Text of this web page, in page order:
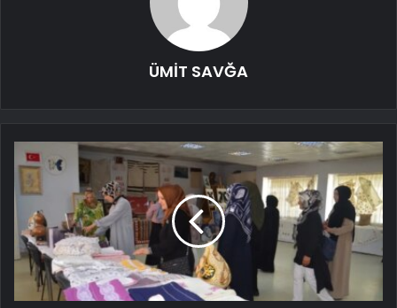
ÜMİT SAVĞA